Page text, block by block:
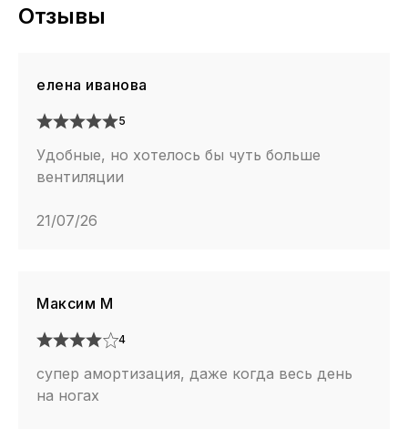
Отзывы
елена иванова
5
Удобные, но хотелось бы чуть больше
вентиляции
21/07/26
Максим М
4
супер амортизация, даже когда весь день
на ногах